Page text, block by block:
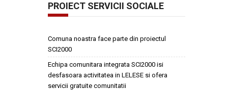
PROIECT SERVICII SOCIALE
Comuna noastra face parte din proiectul
SCI2000
Echipa comunitara integrata SCI2000 isi
desfasoara activitatea in LELESE si ofera
servicii gratuite comunitatii